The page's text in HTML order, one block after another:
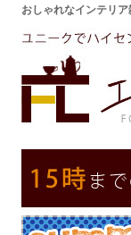
おしゃれなインテリ